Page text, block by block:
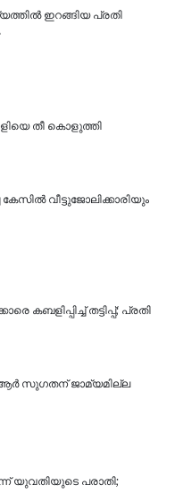
ഇറങ്ങിയ പ്രതി
തീ കൊളുത്തി
വീട്ടുജോലിക്കാരിയും
തട്ടിപ്പ്; പ്രതി
സുഗതന് ജാമ്യമില്ല
യുവതിയുടെ പരാതി;